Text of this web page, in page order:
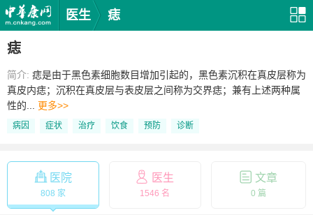
医生 痣
痣
简介: 痣是由于黑色素细胞数目增加引起的，黑色素沉积在真皮层称为
真皮内痣；沉积在真皮层与表皮层之间称为交界痣；兼有上述两种属
性的... 更多>>
病因 症状 治疗 饮食 预防 诊断
医院
808 家
医生
1546 名
文章
0 篇